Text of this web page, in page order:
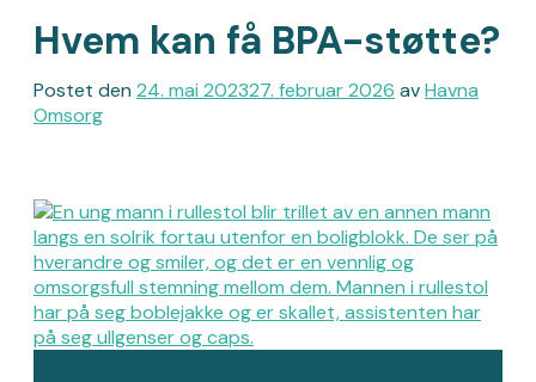
Hvem kan få BPA-støtte?
Postet den 24. mai 202327. februar 2026 avHavna
Omsorg